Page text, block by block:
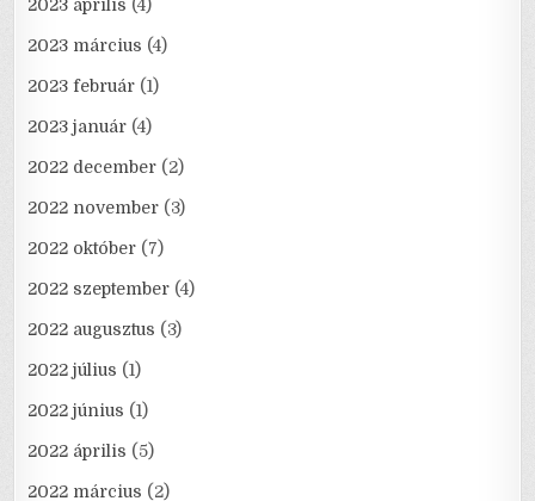
2023 április (4)
2023 március (4)
2023 február (1)
2023 január (4)
2022 december (2)
2022 november (3)
2022 október (7)
2022 szeptember (4)
2022 augusztus (3)
2022 július (1)
2022 június (1)
2022 április (5)
2022 március (2)